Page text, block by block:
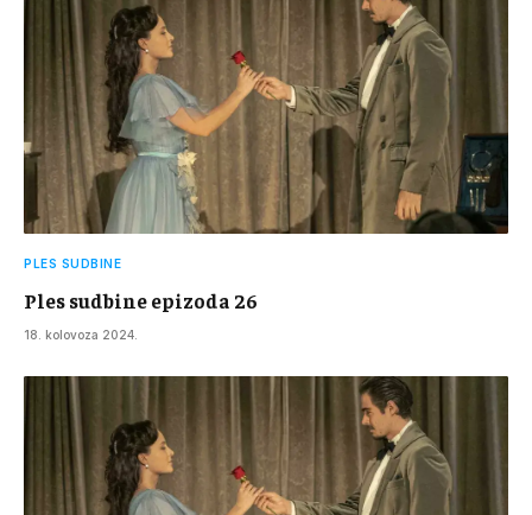
PLES SUDBINE
Ples sudbine epizoda 26
18. kolovoza 2024.